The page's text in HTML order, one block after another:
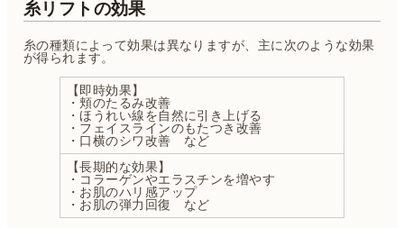
糸リフトの効果
糸の種類によって効果は異なりますが、主に次のような効果
が得られます。
【即時効果】
・頬のたるみ改善
・ほうれい線を自然に引き上げる
・フェイスラインのもたつき改善
・口横のシワ改善 など
【長期的な効果】
・コラーゲンやエラスチンを増やす
・お肌のハリ感アップ
・お肌の弾力回復 など